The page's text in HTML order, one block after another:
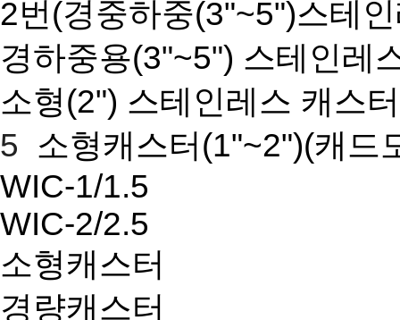
2번(경중하중(3"~5")스테
경하중용(3"~5") 스테인레
소형(2") 스테인레스 캐스터
5
소형캐스터(1"~2")(캐드
WIC-1/1.5
WIC-2/2.5
소형캐스터
경량캐스터